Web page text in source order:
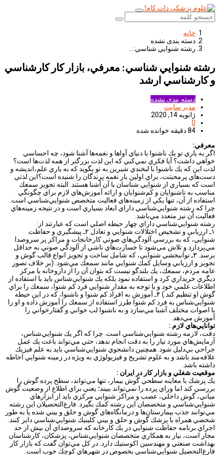
خانه
دسته بندی نشده
رشته شنوايي شناسي:…
رشته شنوايي شناسي: معرفي، بازار كار كارشناسي
و كارشناسي ارشد
دسته بندی نشده
مدیر سایت
ژانویه 14, 2020
0
84 دقیقه خوانده شده
معرفي:
اگر به ياري تو يك ناشنوا با دنياي آواها و نغمه‌ها آشنا شود، چه احساسي
خواهي داشت؟ آيا فكري نمي‌كني كه اين لذت بزرگتر از همه لذت‌ها است؟
لذت اين كه يك ناشنوا با لبخندي شيرين به تو بگويد كه به ياري علم،‌انديشه و
دست‌هاي پرمحبتت، براي اولين بار نغمه‌ پرندگان را شنيده است؟اين لذتي
است كه بسياري از شنوايي شناسان با آن آشنا هستند. البته تجويز سمعك
مناسب به ناشنوايان و كم‌شنوايان و ارائه آموزش‌هاي لازم براي چگونگي
استفاده از آن، تنها يكي از زمينه‌هاي فعاليت متخصص شنوايي‌شناسي است.
چرا كه رشته شنوايي‌شناسي داراي ابعاد بسياري است و در نتيجه زمينه‌هاي
فعاليت آن نيز متعدد مي‌باشد.
رشته‌ شنوايي‌شناسي‌ داراي‌ چهار حيطه‌ اصلي‌ است‌ كه‌ عبارتند از:
۱ـ ارزيابي‌ و تشخيص‌ اختلالات‌ شنوايي‌ و تعادل‌ ۲ـ پيشگيري‌ و حفاظت‌
شنوايي‌، كه‌ به‌ بررسي‌ آلودگي‌هاي‌ صوتي‌ كارخانجات‌ و مراكز پر سروصدا
مي‌پردازد و تلاش‌ مي‌شود تا خسارت‌هاي‌ ناشي‌ از آلودگي‌ صوتي‌ به‌ حداقل‌
برسد. ۳ـ توانبخشي‌ شنوايي‌، كه‌ شامل‌ ساخت‌ و تجويز انواع‌ قالب‌ گوش‌ و
تجويز و ارزيابي‌ وسايل‌ كمك‌ شنوايي‌ مانند سمعك‌ مي‌شود. (بر خلاف‌ تصور
عامه‌ مردم‌، سمعك،‌ يك‌ بلندگو نيست‌ كه‌ بتوان‌ آن‌ را از داروخانه‌ يا مركز
ديگري‌ خريداري‌ كرد و استفاده‌ نمود بلكه‌ يك‌ شنوايي‌شناس‌ بايد با استفاده‌ از
اطلاعات‌ علمي‌ خود و با توجه‌ به‌ مقدار شنوايي‌ فرد كم‌ شنوا، سمعك‌ را براي‌
گوش‌ او تنظيم‌ كند.) ۴ـ آموزش‌ به افراد كم‌ شنوا و ناشنوا، كه‌ در اين‌ حيطه‌
شنوايي‌شناس‌ به‌ فرد كم‌ شنوا طرز استفاده‌ از سمعك‌ را آموزش‌ داده‌ و او را
با اصوات‌ مختلف‌ آشنا مي‌سازد و به‌ ناشنوا لب‌ خواني‌ و گفتارخواني‌ را
آموزش‌ مي‌دهد.
توانايي‌هاي‌ لازم :
دقت‌، لازمه‌ رشته‌ شنوايي‌شناسي‌ است‌. چرا كه‌ اگر يك‌ شنوايي‌شناس‌،
آزمايش‌هاي‌ مورد نياز را به دقت‌ انجام‌ ندهد، حتي‌ مي‌تواند باعث‌ يك‌ عمل‌
جراحي‌ بي‌دليل‌ شود. همچنين‌ دانشجوي‌ شنوايي‌شناسي‌ بايد به‌ علم‌ فيزيك‌
علاقه‌مند باشد و به‌ علوم‌ تشريح‌ و فيزيولوژي‌ به‌ ويژه‌ در زمينه‌ شنوايي‌ احاطه‌
داشته‌ باشد.
موقعيت‌ شغلي و بازار كار‌ در ايران‌ :
يك‌ پزشك‌ با معاينه‌ سطحي‌ گوش‌ بيمار، تنها مي‌تواند، سطح‌ پرده‌ گوش‌ را
بررسي‌ كند اما وراي‌ پرده‌ را نمي‌تواند ببيند؛ يعني‌ براي‌ اطلاع‌ از وضعيت‌ گوش‌
مياني‌، گوش‌ داخلي‌، عصب‌ و مراكز شنوايي‌ مركزي‌ بايد از ابزارهاي‌
شنوايي‌شناسي‌ و متخصصان‌ اين‌ رشته‌ كمك‌ بگيرد. فارغ‌التحصيلان‌ اين‌ رشته‌
مي‌توانند جذب‌ بيمارستان‌ها و درمانگاه‌هاي‌ گوش‌ و حلق‌ و بيني‌ شده‌ يا به‌ طور
شخصي‌ همراه‌ با پزشك‌ گوش‌ و حلق‌ و بيني‌ كلينيك‌ شنوايي‌شناسي‌ داير كنند.
اجراي‌ برنامه‌ حفاظت‌ شنوايي‌ در يك‌ كارخانه‌ كه‌ سروصداي‌ آن‌ بيش‌ از حد
مجاز است‌، نياز به‌ همكاري‌ متخصصان‌ شنوايي‌شناس‌، پزشكان‌، كارشناسان‌
بهداشت‌ صنعتي‌ و مهندسين‌ اكوستيك‌ دارد. در كل‌ مي‌توان‌ گفت‌ كه‌ بازار كار
فارغ‌التحصيل‌ شنوايي‌شناسي‌ بخصوص‌ در شهرهاي‌ كوچك‌ خوب‌ است‌.